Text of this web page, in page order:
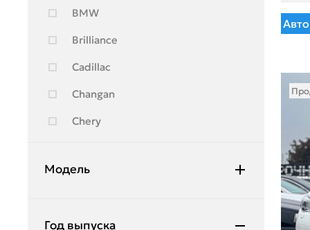
BMW
Brilliance
Cadillac
Changan
Chery
Citroen
Модель
Год выпуска